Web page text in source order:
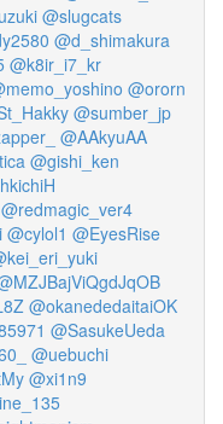
@slugcats
@d_shimakura
@k8ir_i7_kr
@ororn
@sumber_jp
@AAkyuAA
@gishi_ken
@redmagic_ver4
@cylol1 @EyesRise
@okanededaitaiOK
@SasukeUeda
@uebuchi
@xi1n9